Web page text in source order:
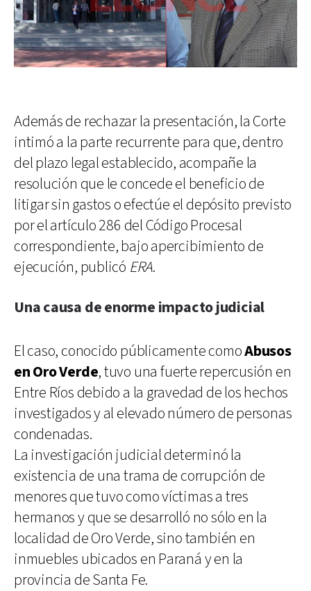
Además de rechazar la presentación, la Corte
intimó a la parte recurrente para que, dentro
del plazo legal establecido, acompañe la
resolución que le concede el beneficio de
litigar sin gastos o efectúe el depósito previsto
por el artículo 286 del Código Procesal
correspondiente, bajo apercibimiento de
ejecución, publicó ERA.
Una causa de enorme impacto judicial
El caso, conocido públicamente comoAbusos
en Oro Verde, tuvo una fuerte repercusión en
Entre Ríos debido a la gravedad de los hechos
investigados y al elevado número de personas
condenadas.
La investigación judicial determinó la
existencia de una trama de corrupción de
menores que tuvo como víctimas a tres
hermanos y que se desarrolló no sólo en la
localidad de Oro Verde, sino también en
inmuebles ubicados en Paraná y en la
provincia de Santa Fe.